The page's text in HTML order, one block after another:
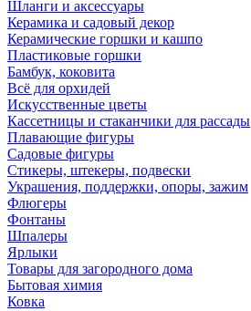
Шланги и аксессуары
Керамика и садовый декор
Керамические горшки и кашпо
Пластиковые горшки
Бамбук, коковита
Всё для орхидей
Искусственные цветы
Кассетницы и стаканчики для рассады
Плавающие фигуры
Садовые фигуры
Стикеры, штекеры, подвески
Украшения, поддержки, опоры, зажим
Флюгеры
Фонтаны
Шпалеры
Ярлыки
Товары для загородного дома
Бытовая химия
Ковка